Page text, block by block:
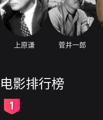
上原谦 菅井一郎
电影排行榜